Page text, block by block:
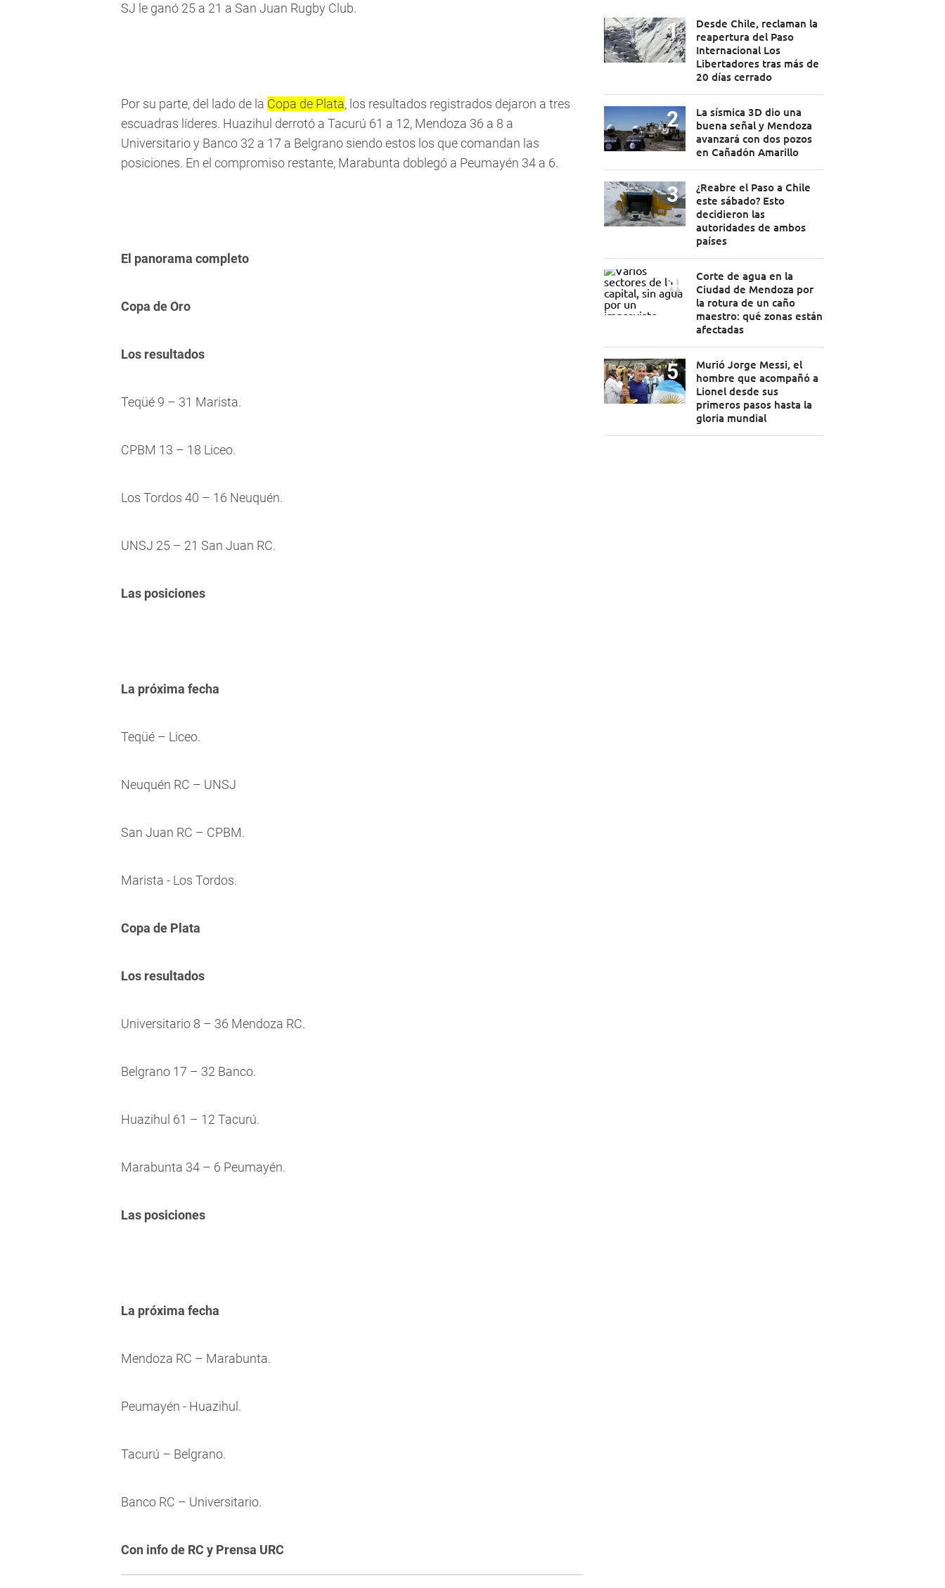
SJ le ganó 25 a 21 a San Juan Rugby Club.
Por su parte, del lado de la Copa de Plata, los resultados registrados dejaron a tres
escuadras líderes. Huazihul derrotó a Tacurú 61 a 12, Mendoza 36 a 8 a
Universitario y Banco 32 a 17 a Belgrano siendo estos los que comandan las
posiciones. En el compromiso restante, Marabunta doblegó a Peumayén 34 a 6.
El panorama completo
Copa de Oro
Los resultados
Teqüé 9 – 31 Marista.
CPBM 13 – 18 Liceo.
Los Tordos 40 – 16 Neuquén.
UNSJ 25 – 21 San Juan RC.
Las posiciones
La próxima fecha
Teqüé – Liceo.
Neuquén RC – UNSJ
San Juan RC – CPBM.
Marista - Los Tordos.
Copa de Plata
Los resultados
Universitario 8 – 36 Mendoza RC.
Belgrano 17 – 32 Banco.
Huazihul 61 – 12 Tacurú.
Marabunta 34 – 6 Peumayén.
Las posiciones
La próxima fecha
Mendoza RC – Marabunta.
Peumayén - Huazihul.
Tacurú – Belgrano.
Banco RC – Universitario.
Con info de RC y Prensa URC
Desde Chile, reclaman la
reapertura del Paso
Internacional Los
Libertadores tras más de
20 días cerrado
La sísmica 3D dio una
buena señal y Mendoza
avanzará con dos pozos
en Cañadón Amarillo
¿Reabre el Paso a Chile
este sábado? Esto
decidieron las
autoridades de ambos
países
Corte de agua en la
Ciudad de Mendoza por
la rotura de un caño
maestro: qué zonas están
afectadas
Murió Jorge Messi, el
hombre que acompañó a
Lionel desde sus
primeros pasos hasta la
gloria mundial